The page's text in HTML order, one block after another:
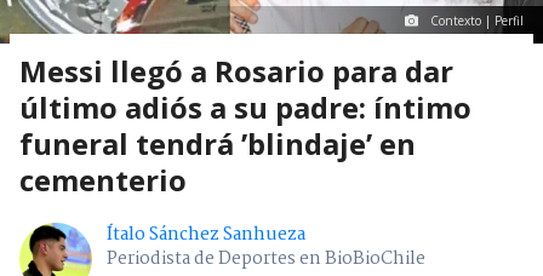
Contexto | Perfil
Messi llegó a Rosario para dar
último adiós a su padre: íntimo
funeral tendrá ’blindaje’ en
cementerio
Ítalo Sánchez Sanhueza
Periodista de Deportes en BioBioChile